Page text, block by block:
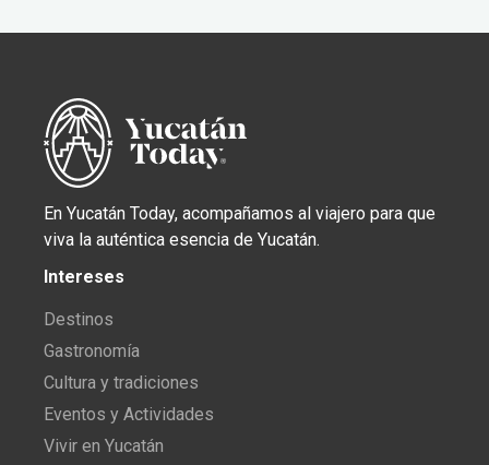
En Yucatán Today, acompañamos al viajero para que
viva la auténtica esencia de Yucatán.
Intereses
Destinos
Gastronomía
Cultura y tradiciones
Eventos y Actividades
Vivir en Yucatán